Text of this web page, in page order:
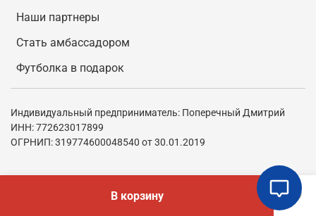
В корзину
Наши партнеры
Стать амбассадором
Футболка в подарок
Индивидуальный предприниматель: Поперечный Дмитрий
ИНН: 772623017899
ОГРНИП: 319774600048540 от 30.01.2019